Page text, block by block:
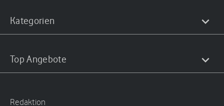
Kategorien
Top Angebote
Redaktion